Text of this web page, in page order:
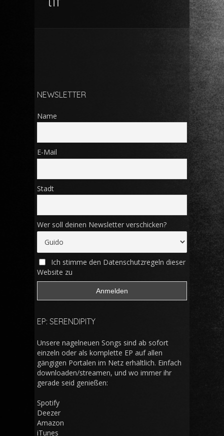
NEWSLETTER
Name
E-Mail
Stadt
Wer soll deinen Newsletter verschicken?
Ich stimme den Datenschutzregeln dieser
Website zu
EP: SERENDIPITY
Unsere nagelneuen Songs sind ab sofort
einzeln oder als komplette EP auf allen
gängigen Portalen im Netz erhältlich. Einfach
downloaden/streamen, und wo immer ihr
gerade seid genießen:
Spotify
Deezer
Amazon
iTunes